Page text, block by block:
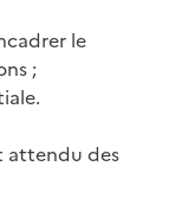
le
;
attendu des